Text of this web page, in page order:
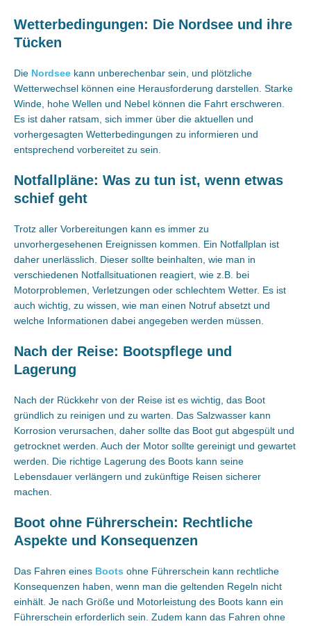
Wetterbedingungen: Die Nordsee und ihre
Tücken
Die Nordsee kann unberechenbar sein, und plötzliche
Wetterwechsel können eine Herausforderung darstellen. Starke
Winde, hohe Wellen und Nebel können die Fahrt erschweren.
Es ist daher ratsam, sich immer über die aktuellen und
vorhergesagten Wetterbedingungen zu informieren und
entsprechend vorbereitet zu sein.
Notfallpläne: Was zu tun ist, wenn etwas
schief geht
Trotz aller Vorbereitungen kann es immer zu
unvorhergesehenen Ereignissen kommen. Ein Notfallplan ist
daher unerlässlich. Dieser sollte beinhalten, wie man in
verschiedenen Notfallsituationen reagiert, wie z.B. bei
Motorproblemen, Verletzungen oder schlechtem Wetter. Es ist
auch wichtig, zu wissen, wie man einen Notruf absetzt und
welche Informationen dabei angegeben werden müssen.
Nach der Reise: Bootspflege und
Lagerung
Nach der Rückkehr von der Reise ist es wichtig, das Boot
gründlich zu reinigen und zu warten. Das Salzwasser kann
Korrosion verursachen, daher sollte das Boot gut abgespült und
getrocknet werden. Auch der Motor sollte gereinigt und gewartet
werden. Die richtige Lagerung des Boots kann seine
Lebensdauer verlängern und zukünftige Reisen sicherer
machen.
Boot ohne Führerschein: Rechtliche
Aspekte und Konsequenzen
Das Fahren eines Boots ohne Führerschein kann rechtliche
Konsequenzen haben, wenn man die geltenden Regeln nicht
einhält. Je nach Größe und Motorleistung des Boots kann ein
Führerschein erforderlich sein. Zudem kann das Fahren ohne